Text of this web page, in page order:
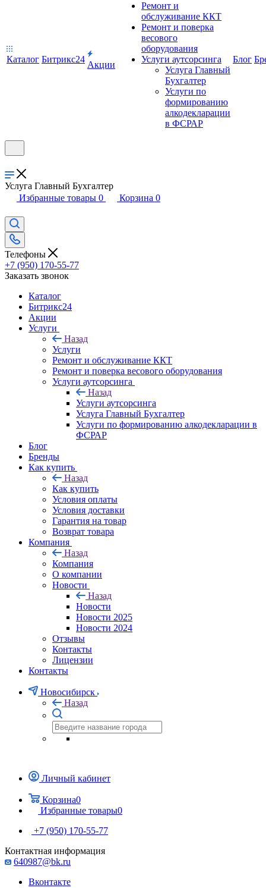
Каталог Битрикс24
Акции
Ремонт и
обслуживание ККТ
Ремонт и поверка
весового
оборудования
Услуги аутсорсинга
Услуга Главный
Бухгалтер
Услуги по
формированию
алкодекларации
в ФСРАР
Блог
Услуга Главный Бухгалтер
Избранные товары 0 Корзина 0
Телефоны
+7 (950) 170-55-77
Заказать звонок
Каталог
Битрикс24
Акции
Услуги
Назад
Услуги
Ремонт и обслуживание ККТ
Ремонт и поверка весового оборудования
Услуги аутсорсинга
Назад
Услуги аутсорсинга
Услуга Главный Бухгалтер
Услуги по формированию алкодекларации в
ФСРАР
Блог
Бренды
Как купить
Назад
Как купить
Условия оплаты
Условия доставки
Гарантия на товар
Возврат товара
Компания
Назад
Компания
О компании
Новости
Назад
Новости
Новости 2025
Новости 2024
Отзывы
Контакты
Лицензии
Контакты
Новосибирск
Назад
Личный кабинет
Корзина0
Избранные товары0
+7 (950) 170-55-77
Контактная информация
640987@bk.ru
Вконтакте